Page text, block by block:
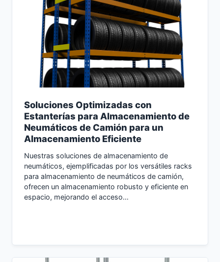
Soluciones Optimizadas con
Estanterías para Almacenamiento de
Neumáticos de Camión para un
Almacenamiento Eficiente
Nuestras soluciones de almacenamiento de
neumáticos, ejemplificadas por los versátiles racks
para almacenamiento de neumáticos de camión,
ofrecen un almacenamiento robusto y eficiente en
espacio, mejorando el acceso…